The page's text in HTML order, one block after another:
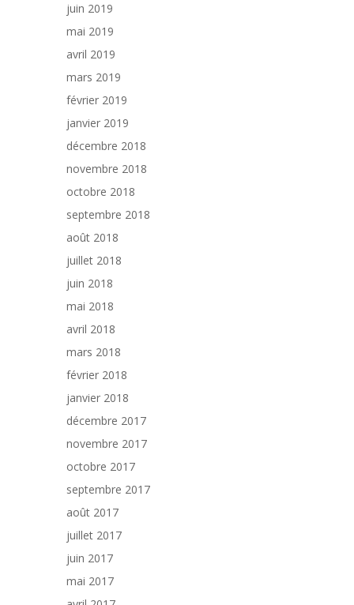
juin 2019
mai 2019
avril 2019
mars 2019
février 2019
janvier 2019
décembre 2018
novembre 2018
octobre 2018
septembre 2018
août 2018
juillet 2018
juin 2018
mai 2018
avril 2018
mars 2018
février 2018
janvier 2018
décembre 2017
novembre 2017
octobre 2017
septembre 2017
août 2017
juillet 2017
juin 2017
mai 2017